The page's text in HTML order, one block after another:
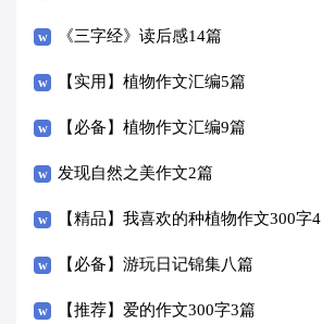
《三字经》读后感14篇
【实用】植物作文汇编5篇
【必备】植物作文汇编9篇
发现自然之美作文2篇
【精品】我喜欢的种植物作文300字4
篇【必备】游玩日记锦集八篇
【推荐】爱的作文300字3篇